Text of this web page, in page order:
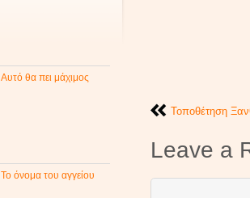
Τοποθέτηση
Leave a
Αυτό θα πει μάχιμος
Το όνομα του αγγείου